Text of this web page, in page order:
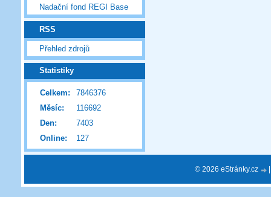
Nadační fond REGI Base
RSS
Přehled zdrojů
Statistiky
Online: 127
Celkem:
7846376
Měsíc:
116692
Den:
7403
© 2026 eStránky.cz